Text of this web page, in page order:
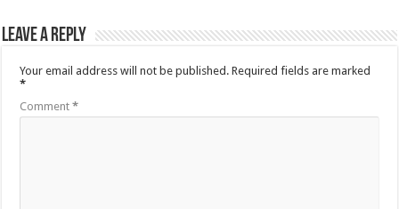
Leave a Reply
Your email address will not be published. Required fields are marked
*
Comment*